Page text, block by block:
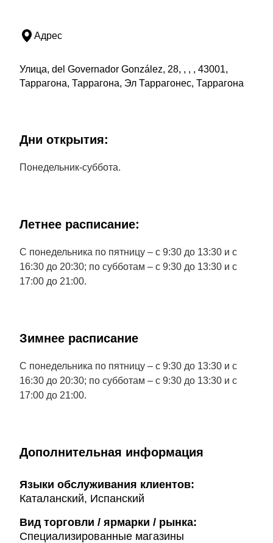
Адрес
Улица, del Governador González, 28, , , , 43001,
Таррагона, Таррагона, Эл Таррагонес, Таррагона
Дни открытия:
Понедельник-суббота.
Летнее расписание:
С понедельника по пятницу – с 9:30 до 13:30 и с
16:30 до 20:30; по субботам – с 9:30 до 13:30 и с
17:00 до 21:00.
Зимнее расписание
С понедельника по пятницу – с 9:30 до 13:30 и с
16:30 до 20:30; по субботам – с 9:30 до 13:30 и с
17:00 до 21:00.
Дополнительная информация
Языки обслуживания клиентов:
Каталанский, Испанский
Вид торговли / ярмарки / рынка:
Специализированные магазины